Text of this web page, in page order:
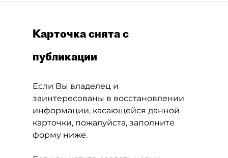
Карточка снята с
публикации
Если Вы владелец и
заинтересованы в восстановлении
информации, касающейся данной
карточки, пожалуйста, заполните
форму ниже.